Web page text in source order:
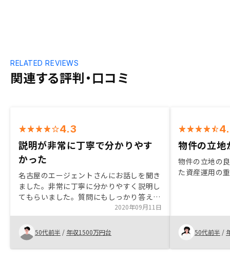
関連する評判・口コミ
RELATED REVIEWS
4.3
説明が非常に丁寧で分かりやす
かった
名古屋のエージェントさんにお話しを聞き
ました。非常に丁寧に分かりやすく説明し
てもらいました。質問にもしっかり答えて
くれました。決裁後アプリに早く反映され
ると良い。
2020年09月11日
50代前半 / 年収1500万円台
物件の立地
物件の立地の
た資産運用の
50代前半 /